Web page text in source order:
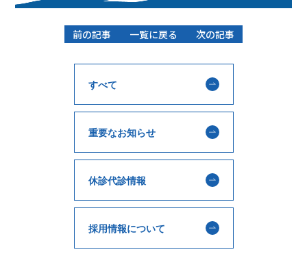
前の記事 一覧に戻る 次の記事
すべて
重要なお知らせ
休診代診情報
採用情報について